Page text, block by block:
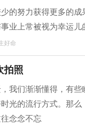
的努力获得更多的
业上常被视为幸运
好命
拍照
我们渐渐懂得，有
光的流行方式。那
念念不忘